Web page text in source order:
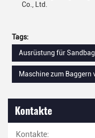
Co., Ltd.
Tags:
Ausrüstung für
Maschine zum Baggern
Kontakte
Kontakte: